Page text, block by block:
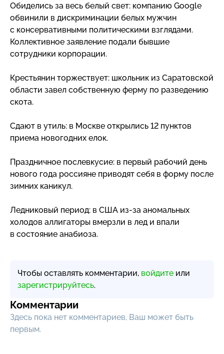
Обиделись за весь белый свет: компанию Google
обвинили в дискриминации белых мужчин
с консервативными политическими взглядами.
Коллективное заявление подали бывшие
сотрудники корпорации.
Крестьянин торжествует: школьник из Саратовской
области завел собственную ферму по разведению
скота.
Сдают в утиль: в Москве открылись 12 пунктов
приема новогодних елок.
Праздничное послевкусие: в первый рабочий день
нового года россияне приводят себя в форму после
зимних каникул.
Ледниковый период: в США из-за аномальных
холодов аллигаторы вмерзли в лед и впали
в состояние анабиоза.
Чтобы оставлять комментарии, войдите или
зарегистрируйтесь.
Комментарии
Здесь пока нет комментариев, Ваш может быть
первым.